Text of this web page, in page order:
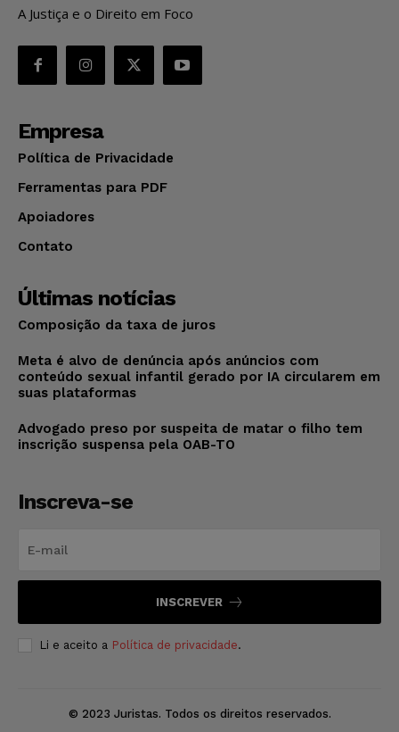
A Justiça e o Direito em Foco
Empresa
Política de Privacidade
Ferramentas para PDF
Apoiadores
Contato
Últimas notícias
Composição da taxa de juros
Meta é alvo de denúncia após anúncios com
conteúdo sexual infantil gerado por IA circularem em
suas plataformas
Advogado preso por suspeita de matar o filho tem
inscrição suspensa pela OAB-TO
Inscreva-se
INSCREVER
Li e aceito a Política de privacidade.
© 2023 Juristas. Todos os direitos reservados.